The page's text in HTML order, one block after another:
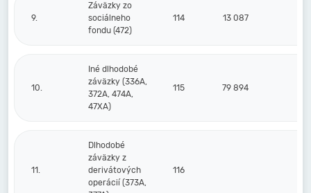
9.
Záväzky zo
sociálneho
fondu (472)
114 13 087
10.
Iné dlhodobé
záväzky (336A,
372A, 474A,
47XA)
115 79 894
11.
Dlhodobé
záväzky z
derivátových
operácií (373A,
116